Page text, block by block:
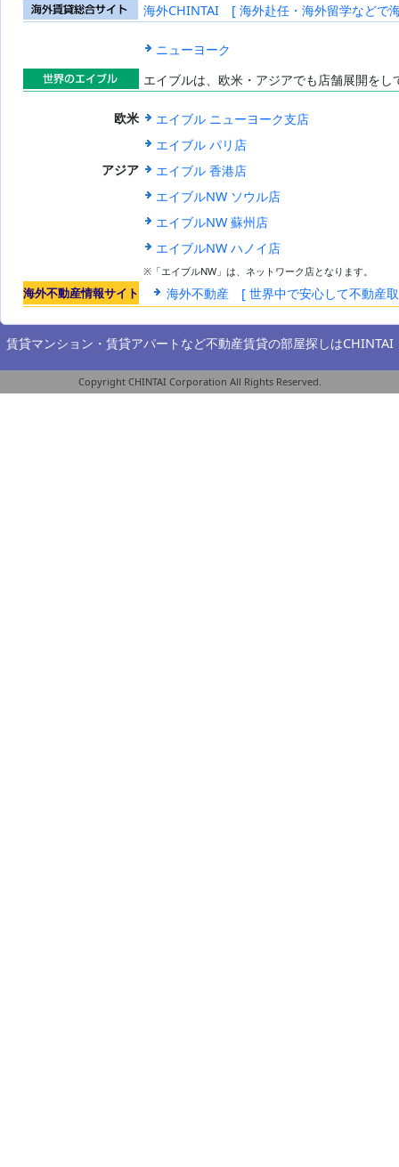
海外賃貸総合
海外CHINTAI [ 海外赴任・海外留学などで
ニューヨーク
世界のエイブ
エイブルは、欧米・アジアでも店舗展開を
欧米
エイブル ニューヨーク支店
エイブル パリ店
アジア
エイブル 香港店
エイブルNW ソウル店
エイブルNW 蘇州店
エイブルNW ハノイ店
※「エイブルNW」は、ネットワーク店となります。
海外不動産情報サイト 海外不動産 [ 世界中で安心して不動産
賃貸マンション・賃貸アパートなど不動産賃貸の部屋探しはCHINTAI
Copyright CHINTAI Corporation All Rights Reserved.